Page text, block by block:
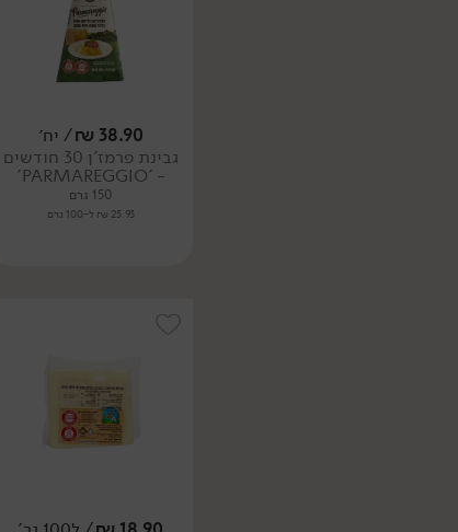
38.90
₪/ יח׳
גבינת פרמז'ן 30 חודשים
- 'PARMAREGGIO'
150 גרם
25.93 ₪ ל-100 גרם